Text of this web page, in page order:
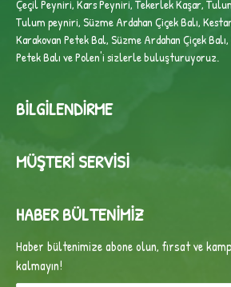
Çeçil Peyniri, Kars Peyniri, Tekerlek Kaşar,
Tulum peyniri,Süzme Ardahan Çiçek Balı,
Karakovan Petek Bal, Süzme Ardahan Çiçek
Petek Balı ve Polen'i sizlerle buluşturuyoruz.
BILGILENDIRME
MÜŞTERI SERVISI
HABER BÜLTENIMIZ
Haber bültenimize abone olun, fırsat ve
kalmayın!